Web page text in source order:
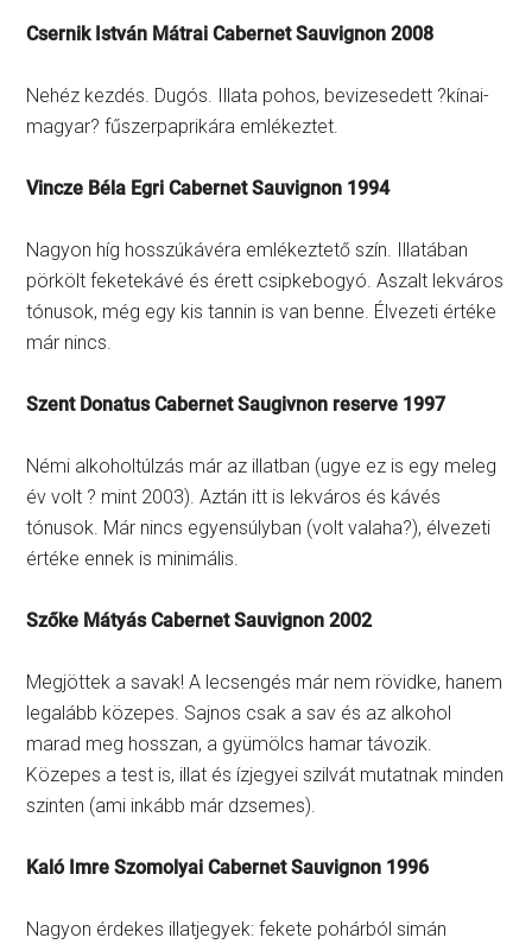
Csernik István Mátrai Cabernet Sauvignon 2008
Nehéz kezdés. Dugós. Illata pohos, bevizesedett ?kínai-
magyar? fűszerpaprikára emlékeztet.
Vincze Béla Egri Cabernet Sauvignon 1994
Nagyon híg hosszúkávéra emlékeztető szín. Illatában
pörkölt feketekávé és érett csipkebogyó. Aszalt lekváros
tónusok, még egy kis tannin is van benne. Élvezeti értéke
már nincs.
Szent Donatus Cabernet Saugivnon reserve 1997
Némi alkoholtúlzás már az illatban (ugye ez is egy meleg
év volt ? mint 2003). Aztán itt is lekváros és kávés
tónusok. Már nincs egyensúlyban (volt valaha?), élvezeti
értéke ennek is minimális.
Szőke Mátyás Cabernet Sauvignon 2002
Megjöttek a savak! A lecsengés már nem rövidke, hanem
legalább közepes. Sajnos csak a sav és az alkohol
marad meg hosszan, a gyümölcs hamar távozik.
Közepes a test is, illat és ízjegyei szilvát mutatnak minden
szinten (ami inkább már dzsemes).
Kaló Imre Szomolyai Cabernet Sauvignon 1996
Nagyon érdekes illatjegyek: fekete pohárból simán